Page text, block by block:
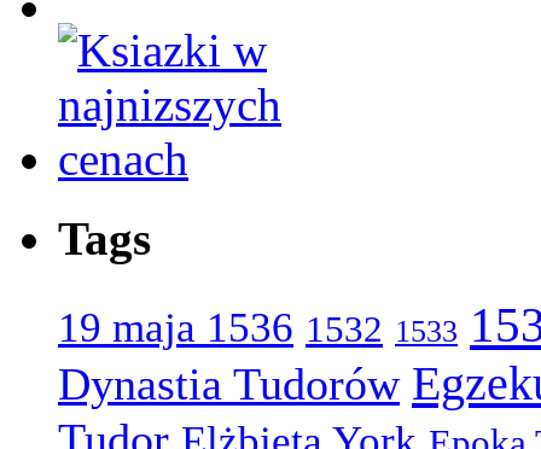
Tags
19 maja 1536 1532 1533
Dynastia Tudorów